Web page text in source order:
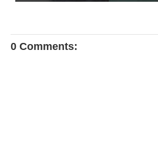
0 Comments: